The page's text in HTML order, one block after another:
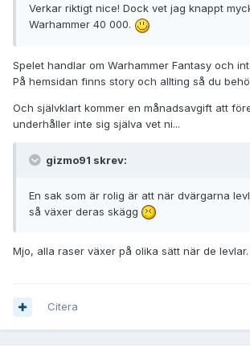
Verkar riktigt nice! Dock vet jag knappt
Warhammer 40 000.
Spelet handlar om Warhammer Fantasy och
På hemsidan finns story och allting så du
Och självklart kommer en månadsavgift att
underhåller inte sig själva vet ni...
gizmo91 skrev:
En sak som är rolig är att när dvärgarna
så växer deras skägg
Mjo, alla raser växer på olika sätt när de levlar.
Citera